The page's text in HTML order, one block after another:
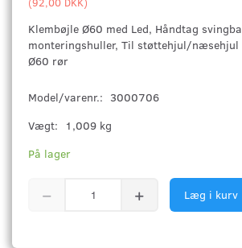
Klembøjle Ø60 med Led, Håndtag
monteringshuller, Til støttehjul/næsehjul
Ø60 rør
Model/varenr.: 3000706
Vægt:
1,009 kg
På lager
Læg i kurv